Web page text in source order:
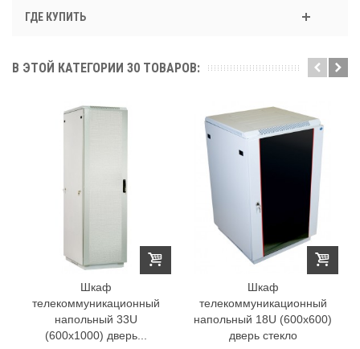
ГДЕ КУПИТЬ
В ЭТОЙ КАТЕГОРИИ 30 ТОВАРОВ:
Шкаф
телекоммуникационный
напольный 33U
(600x1000) дверь...
Шкаф
телекоммуникационный
напольный 18U (600x600)
дверь стекло